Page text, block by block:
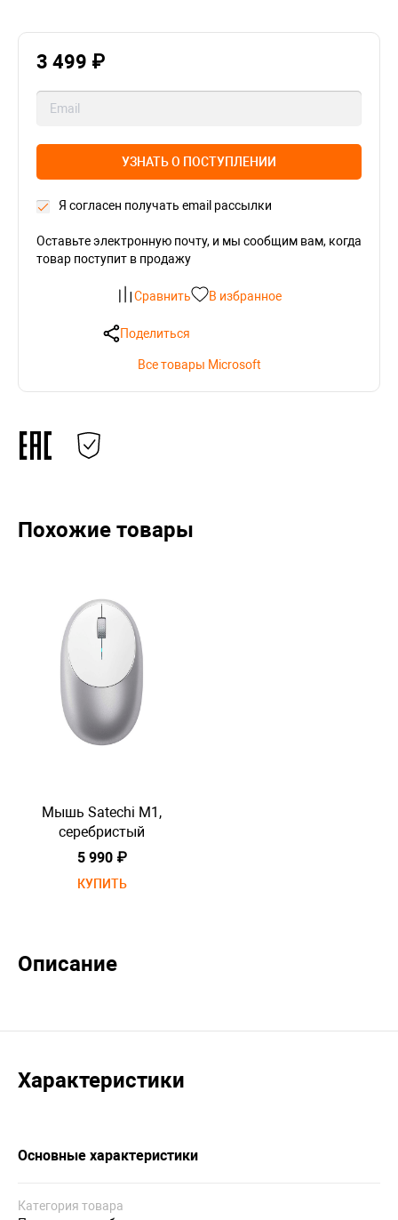
3 499 ₽
УЗНАТЬ О ПОСТУПЛЕНИИ
Я согласен получать email рассылки
Оставьте электронную почту, и мы сообщим вам, когда
товар поступит в продажу
Сравнить В избранное
Поделиться
Все товары Microsoft
Похожие товары
Мышь Satechi M1,
серебристый
5 990 ₽
КУПИТЬ
Описание
Характеристики
Основные характеристики
Категория товара